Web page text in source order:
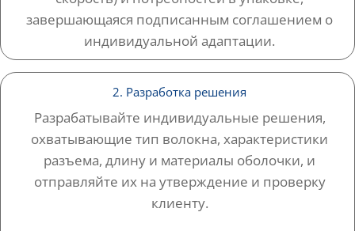
завершающаяся подписанным соглашением о
индивидуальной адаптации.
2. Разработка решения
Разрабатывайте индивидуальные решения,
охватывающие тип волокна, характеристики
разъема, длину и материалы оболочки, и
отправляйте их на утверждение и проверку
клиенту.